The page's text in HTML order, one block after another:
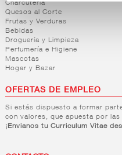
Charcutería
Quesos al Corte
Frutas y Verduras
Bebidas
Droguería y Limpieza
Perfumería e Higiene
Mascotas
Hogar y Bazar
OFERTAS DE EMPLEO
Si estás dispuesto a formar
con valores, que apuesta por las
¡Envianos tu Curriculum Vitae